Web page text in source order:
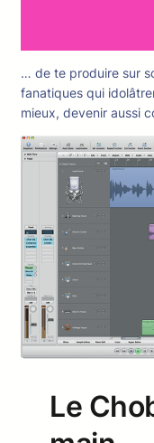
… de te produire sur
fanatiques qui
mieux, devenir aussi
Le